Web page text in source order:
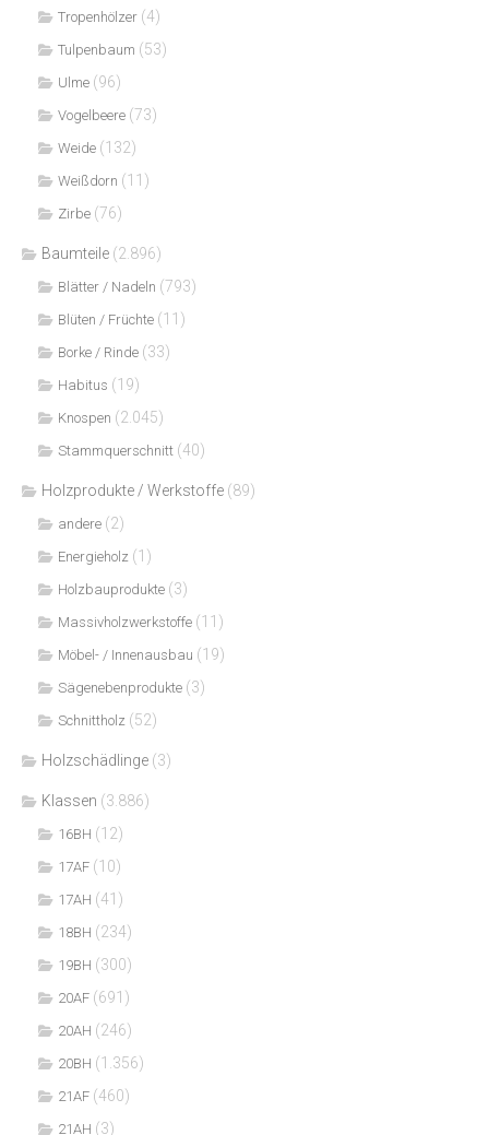
Tropenhölzer (4)
Tulpenbaum (53)
Ulme (96)
Vogelbeere (73)
Weide (132)
Weißdorn (11)
Zirbe (76)
Baumteile (2.896)
Blätter / Nadeln (793)
Blüten / Früchte (11)
Borke / Rinde (33)
Habitus (19)
Knospen (2.045)
Stammquerschnitt (40)
Holzprodukte / Werkstoffe (89)
andere (2)
Energieholz (1)
Holzbauprodukte (3)
Massivholzwerkstoffe (11)
Möbel- / Innenausbau (19)
Sägenebenprodukte (3)
Schnittholz (52)
Holzschädlinge (3)
Klassen (3.886)
16BH (12)
17AF (10)
17AH (41)
18BH (234)
19BH (300)
20AF (691)
20AH (246)
20BH (1.356)
21AF (460)
21AH (3)